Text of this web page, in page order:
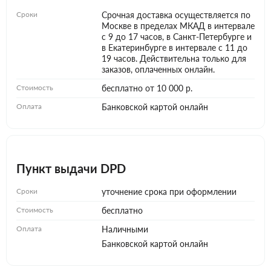
Сроки
Срочная доставка осуществляется по
Москве в пределах МКАД в интервале
с 9 до 17 часов, в Санкт-Петербурге и
в Екатеринбурге в интервале с 11 до
19 часов. Действительна только для
заказов, оплаченных онлайн.
Стоимость бесплатно от 10 000 р.
Оплата Банковской картой онлайн
Пункт выдачи DPD
Сроки уточнение срока при оформлении
Стоимость бесплатно
Оплата
Наличными
Банковской картой онлайн